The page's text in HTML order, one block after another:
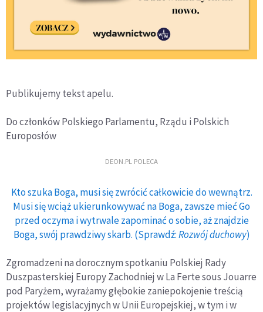
Publikujemy tekst apelu.
Do członków Polskiego Parlamentu, Rządu i Polskich
Europosłów
DEON.PL POLECA
Kto szuka Boga, musi się zwrócić całkowicie do wewnątrz.
Musi się wciąż ukierunkowywać na Boga, zawsze mieć Go
przed oczyma i wytrwale zapominać o sobie, aż znajdzie
Boga, swój prawdziwy skarb. (Sprawdź:Rozwój duchowy)
Zgromadzeni na dorocznym spotkaniu Polskiej Rady
Duszpasterskiej Europy Zachodniej w La Ferte sous Jouarre
pod Paryżem, wyrażamy głębokie zaniepokojenie treścią
projektów legislacyjnych w Unii Europejskiej, w tym i w